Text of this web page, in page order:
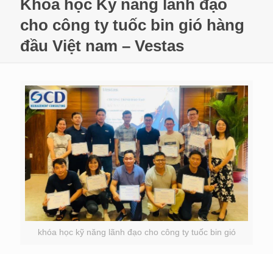
Khóa học Kỹ năng lãnh đạo
cho công ty tuốc bin gió hàng
đầu Việt nam – Vestas
khóa học kỹ năng lãnh đạo cho công ty tuốc bin gió